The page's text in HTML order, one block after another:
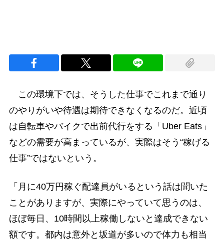
この環境下では、そうした仕事でこれまで通り
のやりがいや待遇は期待できなくなるのだ。近頃
は自転車やバイクで出前代行をする「Uber Eats」
などの需要が高まっているが、実際はそう“稼げる
仕事”ではないという。
「月に40万円稼ぐ配達員がいるという話は聞いた
ことがありますが、実際にやっていて思うのは、
ほぼ毎日、10時間以上稼働しないと達成できない
額です。都内は意外と坂道が多いので体力も相当